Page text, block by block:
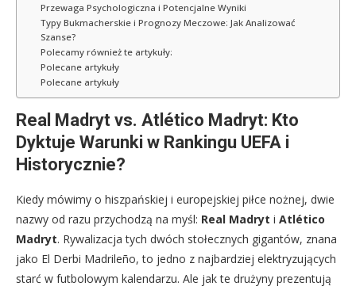
Przewaga Psychologiczna i Potencjalne Wyniki
Typy Bukmacherskie i Prognozy Meczowe: Jak Analizować
Szanse?
Polecamy również te artykuły:
Polecane artykuły
Polecane artykuły
Real Madryt vs. Atlético Madryt: Kto
Dyktuje Warunki w Rankingu UEFA i
Historycznie?
Kiedy mówimy o hiszpańskiej i europejskiej piłce nożnej, dwie
nazwy od razu przychodzą na myśl: Real Madryt i Atlético
Madryt. Rywalizacja tych dwóch stołecznych gigantów, znana
jako El Derbi Madrileño, to jedno z najbardziej elektryzujących
starć w futbolowym kalendarzu. Ale jak te drużyny prezentują